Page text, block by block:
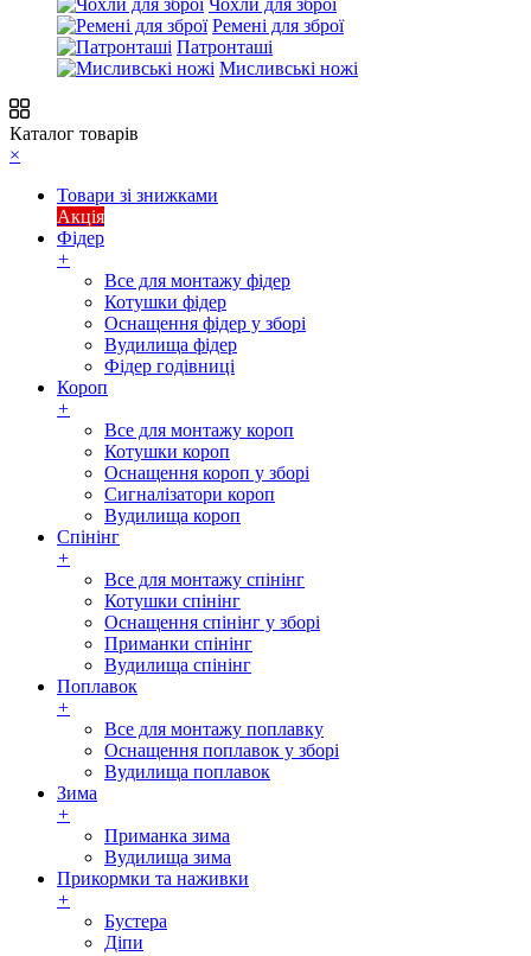
Чохли для зброї
Ремені для зброї
Патронташі
Мисливські ножі
Каталог товарів
×
Товари зі знижками
Акція
Фідер
+
Все для монтажу фідер
Котушки фідер
Оснащення фідер у зборі
Вудилища фідер
Фідер годівниці
Короп
+
Все для монтажу короп
Котушки короп
Оснащення короп у зборі
Сигналізатори короп
Вудилища короп
Спінінг
+
Все для монтажу спінінг
Котушки спінінг
Оснащення спінінг у зборі
Приманки спінінг
Вудилища спінінг
Поплавок
+
Все для монтажу поплавку
Оснащення поплавок у зборі
Вудилища поплавок
Зима
+
Приманка зима
Вудилища зима
Прикормки та наживки
+
Бустера
Діпи